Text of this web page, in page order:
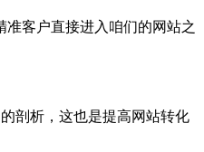
客户直接进入咱们的网站之
剖析，这也是提高网站转化